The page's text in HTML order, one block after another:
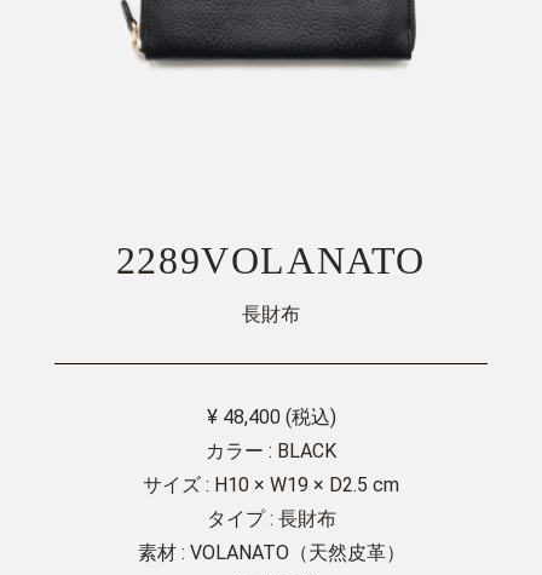
2289VOLANATO
長財布
¥ 48,400 (税込)
カラー : BLACK
サイズ : H10 × W19 × D2.5 cm
タイプ : 長財布
素材 : VOLANATO（天然皮革）